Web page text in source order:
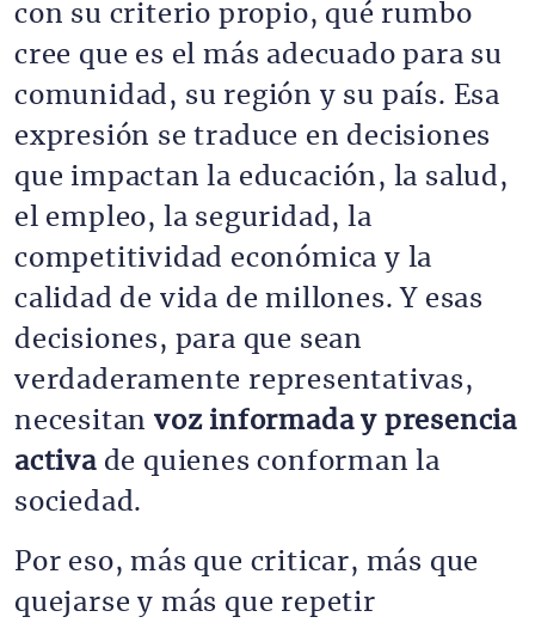
con su criterio propio, qué rumbo
cree que es el más adecuado para su
comunidad, su región y su país. Esa
expresión se traduce en decisiones
que impactan la educación, la salud,
el empleo, la seguridad, la
competitividad económica y la
calidad de vida de millones. Y esas
decisiones, para que sean
verdaderamente representativas,
necesitan voz informada y presencia
activade quienes conforman la
sociedad.
Por eso, más que criticar, más que
quejarse y más que repetir